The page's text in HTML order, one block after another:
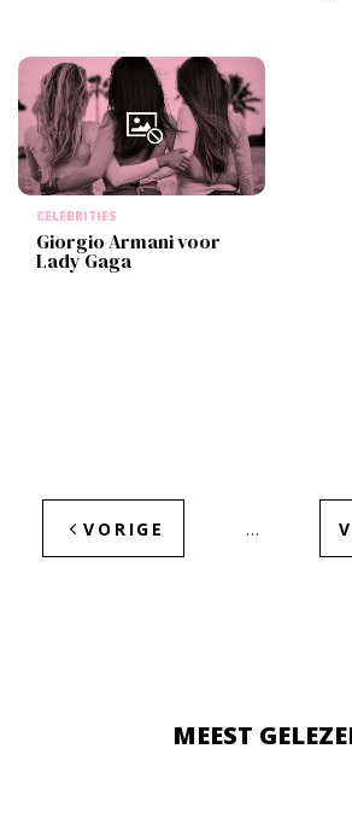
CELEBRITIES
Giorgio Armani voor
Lady Gaga
VORIGE …
MEEST